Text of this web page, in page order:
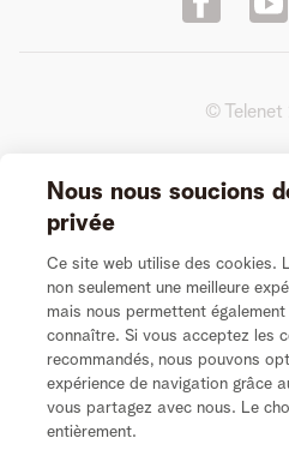
© Telenet
Vie
Politique de
Modifier les
Nous nous soucions
privée
Ce site web utilise des cookies.
non seulement une meilleure
mais nous permettent
connaître. Si vous acceptez les
recommandés, nous pouvons
expérience de navigation grâce
vous partagez avec nous. Le
entièrement.